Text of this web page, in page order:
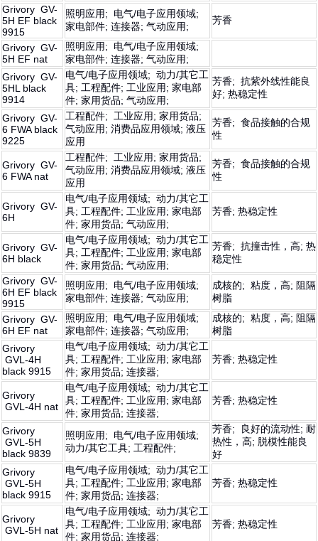
Grivory GV-
5H EF black
9915
照明应用; 电气/电子应用领域;
家电部件; 连接器; 气动应用;
芳香
Grivory GV-
5H EF nat
照明应用; 电气/电子应用领域;
家电部件; 连接器; 气动应用;
Grivory GV-
5HL black
9914
电气/电子应用领域; 动力/其它工
具; 工程配件; 工业应用; 家电部
件; 家用货品; 气动应用;
芳香; 抗紫外线性能良
好; 热稳定性
Grivory GV-
6 FWA black
9225
工程配件; 工业应用; 家用货品;
气动应用; 消费品应用领域; 液压
应用
芳香; 食品接触的合规
性
Grivory GV-
6 FWA nat
工程配件; 工业应用; 家用货品;
气动应用; 消费品应用领域; 液压
应用
芳香; 食品接触的合规
性
Grivory GV-
6H
电气/电子应用领域; 动力/其它工
具; 工程配件; 工业应用; 家电部
件; 家用货品; 气动应用;
芳香; 热稳定性
Grivory GV-
6H black
电气/电子应用领域; 动力/其它工
具; 工程配件; 工业应用; 家电部
件; 家用货品; 气动应用;
芳香; 抗撞击性，高; 热
稳定性
Grivory GV-
6H EF black
9915
照明应用; 电气/电子应用领域;
家电部件; 连接器; 气动应用;
成核的; 粘度，高; 阻隔
树脂
Grivory GV-
6H EF nat
照明应用; 电气/电子应用领域;
家电部件; 连接器; 气动应用;
成核的; 粘度，高; 阻隔
树脂
Grivory
GVL-4H
black 9915
电气/电子应用领域; 动力/其它工
具; 工程配件; 工业应用; 家电部
件; 家用货品; 连接器;
芳香; 热稳定性
Grivory
GVL-4H nat
电气/电子应用领域; 动力/其它工
具; 工程配件; 工业应用; 家电部
件; 家用货品; 连接器;
芳香; 热稳定性
Grivory
GVL-5H
black 9839
照明应用; 电气/电子应用领域;
动力/其它工具; 工程配件;
芳香; 良好的流动性; 耐
热性，高; 脱模性能良
好
Grivory
GVL-5H
black 9915
电气/电子应用领域; 动力/其它工
具; 工程配件; 工业应用; 家电部
件; 家用货品; 连接器;
芳香; 热稳定性
Grivory
GVL-5H nat
电气/电子应用领域; 动力/其它工
具; 工程配件; 工业应用; 家电部
件; 家用货品; 连接器;
芳香; 热稳定性